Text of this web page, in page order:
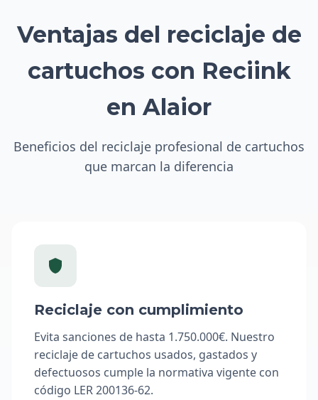
Ventajas del reciclaje de
cartuchos con Reciink
en Alaior
Beneficios del reciclaje profesional de cartuchos
que marcan la diferencia
Reciclaje con cumplimiento
Evita sanciones de hasta 1.750.000€. Nuestro
reciclaje de cartuchos usados, gastados y
defectuosos cumple la normativa vigente con
código LER 200136-62.